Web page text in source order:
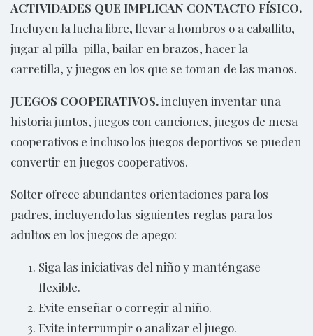
ACTIVIDADES QUE IMPLICAN CONTACTO FÍSICO.
Incluyen la lucha libre, llevar a hombros o a caballito,
jugar al pilla-pilla, bailar en brazos, hacer la
carretilla, y juegos en los que se toman de las manos.
JUEGOS COOPERATIVOS.incluyen inventar una
historia juntos, juegos con canciones, juegos de mesa
cooperativos e incluso los juegos deportivos se pueden
convertir en juegos cooperativos.
Solter ofrece abundantes orientaciones para los
padres, incluyendo las siguientes reglas para los
adultos en los juegos de apego:
Siga las iniciativas del niño y manténgase
flexible.
Evite enseñar o corregir al niño.
Evite interrumpir o analizar el juego.